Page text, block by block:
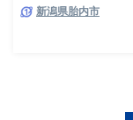
新潟県胎内市